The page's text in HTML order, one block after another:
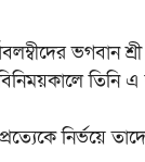
ভগবান
বিনিময়কালে তিনি
নির্ভয়ে